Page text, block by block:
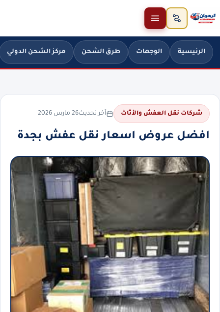
تخطَّ إلى المحتوى
الرئيسية الوجهات طرق الشحن مركز الشحن الدولي
شركات نقل العفش والأثاث آخر تحديث26 مارس 2026
افضل عروض اسعار نقل عفش بجدة